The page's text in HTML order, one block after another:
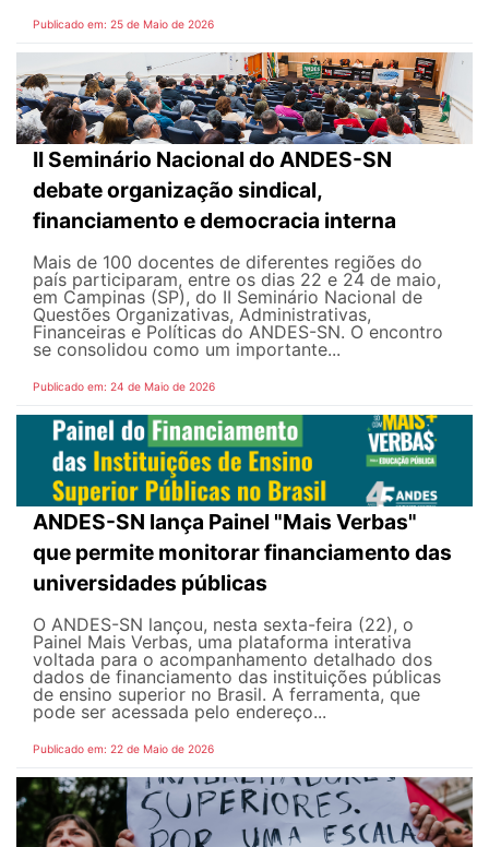
Publicado em: 25 de Maio de 2026
II Seminário Nacional do ANDES-SN
debate organização sindical,
financiamento e democracia interna
Mais de 100 docentes de diferentes regiões do
país participaram, entre os dias 22 e 24 de maio,
em Campinas (SP), do II Seminário Nacional de
Questões Organizativas, Administrativas,
Financeiras e Políticas do ANDES-SN. O encontro
se consolidou como um importante...
Publicado em: 24 de Maio de 2026
ANDES-SN lança Painel "Mais Verbas"
que permite monitorar financiamento das
universidades públicas
O ANDES-SN lançou, nesta sexta-feira (22), o
Painel Mais Verbas, uma plataforma interativa
voltada para o acompanhamento detalhado dos
dados de financiamento das instituições públicas
de ensino superior no Brasil. A ferramenta, que
pode ser acessada pelo endereço...
Publicado em: 22 de Maio de 2026